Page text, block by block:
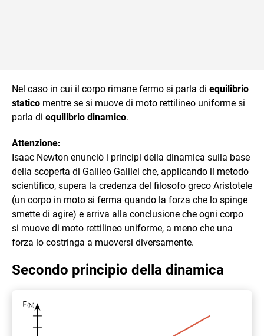
Nel caso in cui il corpo rimane fermo si parla di equilibrio
statico mentre se si muove di moto rettilineo uniforme si
parla di equilibrio dinamico.
Attenzione:
Isaac Newton enunciò i principi della dinamica sulla base
della scoperta di Galileo Galilei che, applicando il metodo
scientifico, supera la credenza del filosofo greco Aristotele
(un corpo in moto si ferma quando la forza che lo spinge
smette di agire) e arriva alla conclusione che ogni corpo
si muove di moto rettilineo uniforme, a meno che una
forza lo costringa a muoversi diversamente.
Secondo principio della dinamica